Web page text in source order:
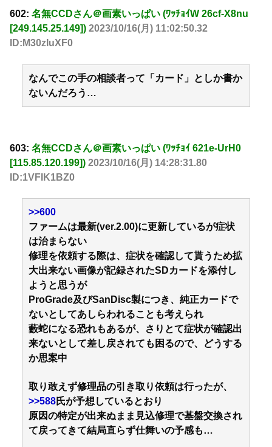
602: 名無CCDさん＠画素いっぱい (ﾜｯﾁｮｲW 26cf-X8nu
[249.145.25.149]) 2023/10/16(月) 11:02:50.32
ID:M30zIuXF0
なんでこの手の相談者って「カード」としか書か
ないんだろう…
603: 名無CCDさん＠画素いっぱい (ﾜｯﾁｮｲ 621e-UrH0
[115.85.120.199]) 2023/10/16(月) 14:28:31.80
ID:1VFIK1BZ0
>>600
ファームは最新(ver.2.00)に更新しているが症状
は治まらない
修理を依頼する際は、症状を確認して貰うため拡
大出来ない画像が記録されたSDカードを添付し
ようと思うが
ProGrade及びSanDisc製につき、純正カードで
ないとしてあしらわれることも考えられ
藪蛇になる恐れもあるが、さりとて症状が確認出
来ないとして差し戻されても困るので、どうする
か思案中
取り敢えず修理品の引き取り依頼は行ったが、
>>588氏が予想しているとおり
原因の特定が出来ぬまま見込修理で基盤交換され
て戻ってきて結局直らず仕舞いの予感も…